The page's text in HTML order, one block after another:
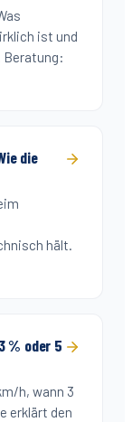
ist und
Beratung:
die
hält.
% oder 5
h, wann 3
erklärt den